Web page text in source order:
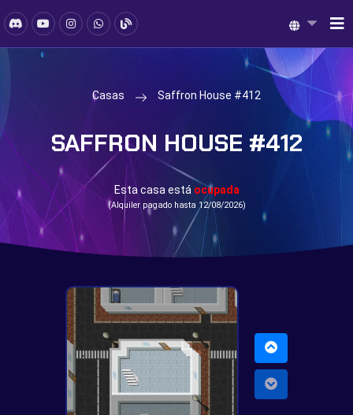
Casas Saffron House #412
SAFFRON HOUSE #412
Esta casa está ocupada
(Alquiler pagado hasta 12/08/2026)